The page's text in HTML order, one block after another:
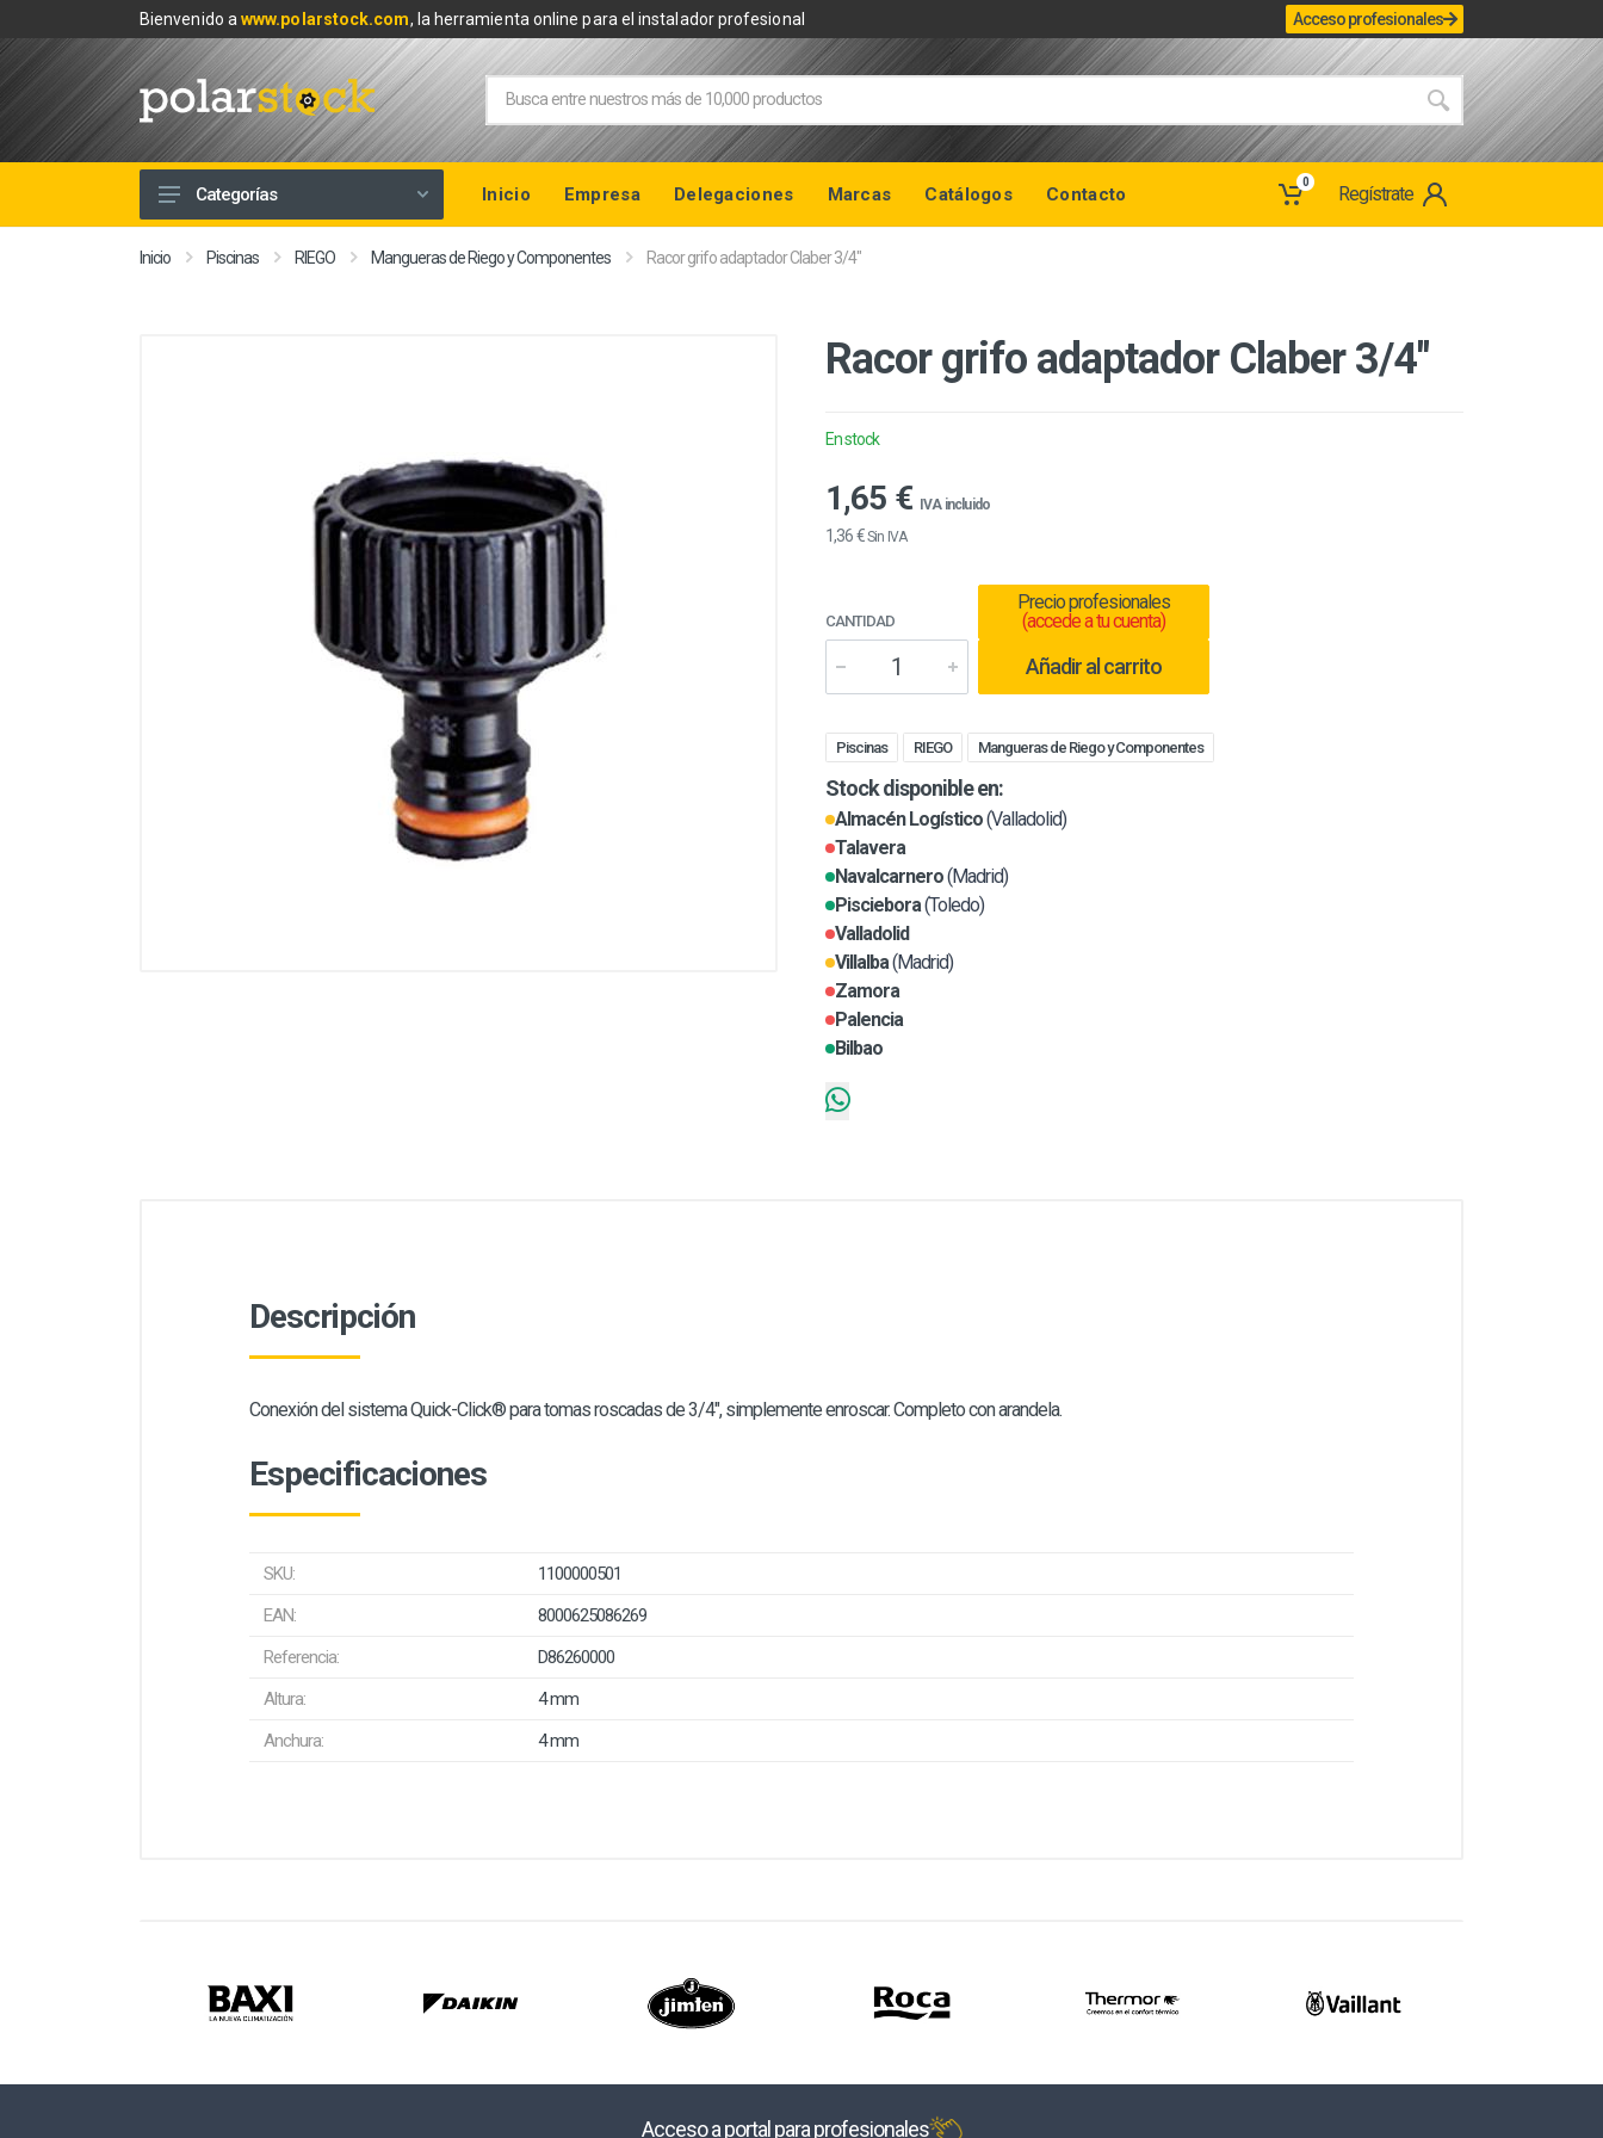
Bienvenido awww.polarstock.com, la herramienta online para el instalador profesional Acceso profesionales
Calefacción
Herramientas y Ferretería
Categorías Inicio Empresa Delegaciones Marcas Catálogos Contacto
0
Regístrate
Inicio Piscinas RIEGO Mangueras de Riego y Componentes Racor grifo adaptador Claber 3/4"
Racor grifo adaptador Claber 3/4"
En stock
1,65 € IVA incluido
1,36 €Sin IVA
CANTIDAD
Precio profesionales
(accede a tu cuenta)
Añadir al carrito
Piscinas RIEGO Mangueras de Riego y Componentes
Stock disponible en:
Almacén Logístico(Valladolid)
Talavera
Navalcarnero(Madrid)
Pisciebora(Toledo)
Valladolid
Villalba(Madrid)
Zamora
Palencia
Bilbao
Descripción
Conexión del sistema Quick-Click® para tomas roscadas de 3/4", simplemente enroscar. Completo con arandela.
Especificaciones
SKU:
1100000501
EAN:
8000625086269
Referencia:
D86260000
Altura:
4 mm
Anchura:
4 mm
Acceso a portal para profesionales